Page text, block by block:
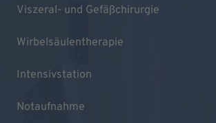
Viszeral- und Gefäßchirurgie
Wirbelsäulentherapie
Intensivstation
Notaufnahme